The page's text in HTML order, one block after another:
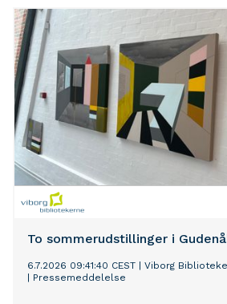
To sommerudstillinger i
6.7.2026 09:41:40 CEST
Viborg
Pressemeddelelse